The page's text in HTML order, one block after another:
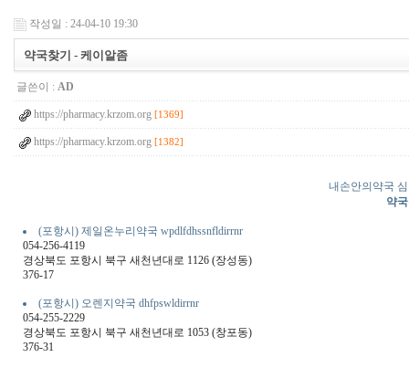
작성일 : 24-04-10 19:30
약국찾기 - 케이알좀
글쓴이 : AD
https://pharmacy.krzom.org [1369]
https://pharmacy.krzom.org [1382]
내손안의약국
약
(포항시) 제일온누리약국 wpdlfdhssnfldirrnr
054-256-4119
경상북도 포항시 북구 새천년대로 1126 (장성동)
376-17
(포항시) 오렌지약국 dhfpswldirrnr
054-255-2229
경상북도 포항시 북구 새천년대로 1053 (창포동)
376-31